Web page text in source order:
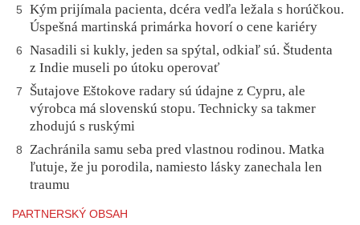
5
Kým prijímala pacienta, dcéra vedľa ležala s horúčkou.
Úspešná martinská primárka hovorí o cene kariéry
6
Nasadili si kukly, jeden sa spýtal, odkiaľ sú. Študenta
z Indie museli po útoku operovať
7
Šutajove Eštokove radary sú údajne z Cypru, ale
výrobca má slovenskú stopu. Technicky sa takmer
zhodujú s ruskými
8
Zachránila samu seba pred vlastnou rodinou. Matka
ľutuje, že ju porodila, namiesto lásky zanechala len
traumu
PARTNERSKÝ OBSAH